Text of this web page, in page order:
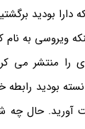
دارا بودید
ویروسی به نام
را منتشر می
بودید رابطه
آورید. حال چه